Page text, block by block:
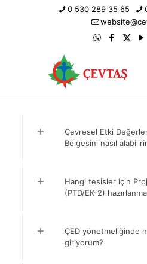
0 530 289 35 65
Çevresel Etki
Belgesini nasıl
Hangi tesisler için
(PTD/EK-2)
ÇED yönetmeliğinde
giriyorum?